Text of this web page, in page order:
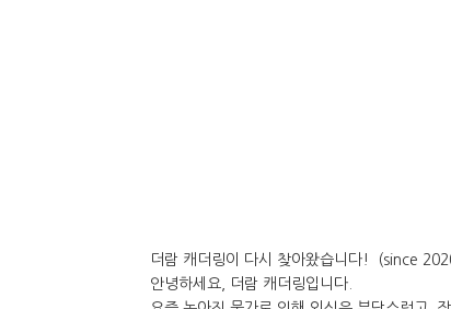
더람 캐더링이 다시 찾아왔습니다! (since
안녕하세요, 더람 캐더링입니다.